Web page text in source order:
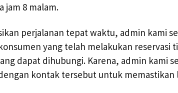
jam 8 malam.
perjalanan tepat waktu, admin kami
yang telah melakukan
dapat dihubungi. Karena, admin kami
kontak tersebut untuk memastikan